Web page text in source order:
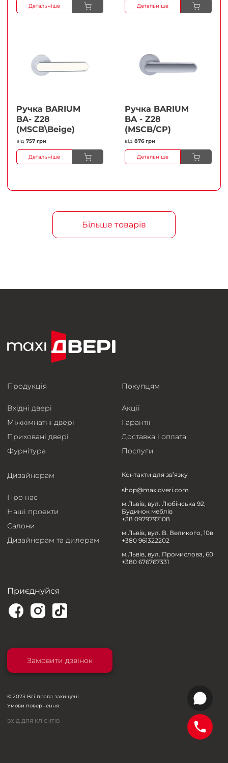
Детальніше Детальніше
Ручка BARIUM
BA- Z28
(MSCB\Beige)
від 757 грн
Детальніше
Ручка BARIUM
BA - Z28
(MSCB/CP)
від 876 грн
Детальніше
Більше товарів
Продукція
Вхідні двері
Міжкімнатні двері
Приховані двері
Фурнітура
Покупцям
Акції
Гарантії
Доставка і оплата
Послуги
Дизайнерам
Про нас
Наші проекти
Салони
Дизайнерам та дилерам
Контакти для зв’язку
shop@maxidveri.com
м.Львів, вул. Любінська 92,
Будинок меблів
+38 0979797108
м.Львів, вул. В. Великого, 10в
+380 961322202
м.Львів, вул. Промислова, 60
+380 676767331
Приєднуйся
Замовити дзвінок
© 2023 Всі права захищені
Умови повернення
ВХІД ДЛЯ КЛІЄНТІВ